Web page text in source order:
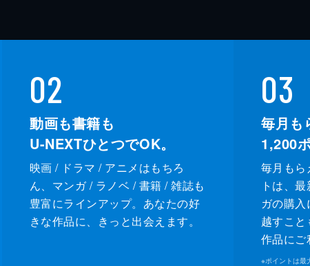
02
動画も書籍も
U-NEXTひとつでOK。
映画 / ドラマ / アニメはもちろ
ん、マンガ / ラノベ / 書籍 / 雑誌も
豊富にラインアップ。あなたの好
きな作品に、きっと出会えます。
03
毎月も
1,200
毎月も
トは、
ガの購
越すこ
作品にご
※ポイントは最